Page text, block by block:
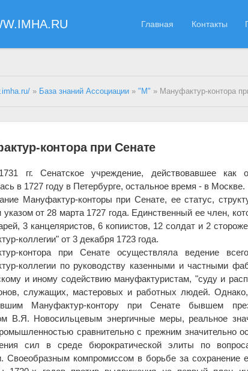
Главная Контакты
» База знаний Ассоциации »"М" » Мануфактур-контора
контора при Сенате
гг. Сенатское учреждение, действовавшее как
в 1727 году в Петербурге, остальное время - в Москве.
Мануфактур-конторы при Сенате, ее статус,
от 28 марта 1727 года. Единственный ее член,
3 канцеляристов, 6 копиистов, 12 солдат и 2
коллегии" от 3 декабря 1723 года.
контора при Сенате осуществляла ведение
коллегии по руководству казенными и частными
и иному содействию мануфактуристам, "суду и
служащих, мастеровых и работных людей.
Мануфактур-контору при Сенате бывшем
В.Я. Новосильцевым энергичные меры, реальное
сравнительно с прежним значительно
сил в среде бюрократической элиты по
Своеобразным компромиссом в борьбе за сохранение